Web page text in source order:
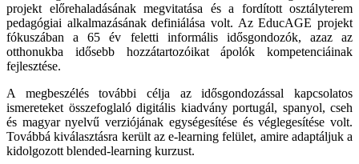
projekt előrehaladásának megvitatása és a fordított osztályterem
pedagógiai alkalmazásának definiálása volt. Az EducAGE projekt
fókuszában a 65 év feletti informális idősgondozók, azaz az
otthonukba idősebb hozzátartozóikat ápolók kompetenciáinak
fejlesztése.
A megbeszélés további célja az idősgondozással kapcsolatos
ismereteket összefoglaló digitális kiadvány portugál, spanyol, cseh
és magyar nyelvű verziójának egységesítése és véglegesítése volt.
Továbbá kiválasztásra került az e-learning felület, amire adaptáljuk a
kidolgozott blended-learning kurzust.